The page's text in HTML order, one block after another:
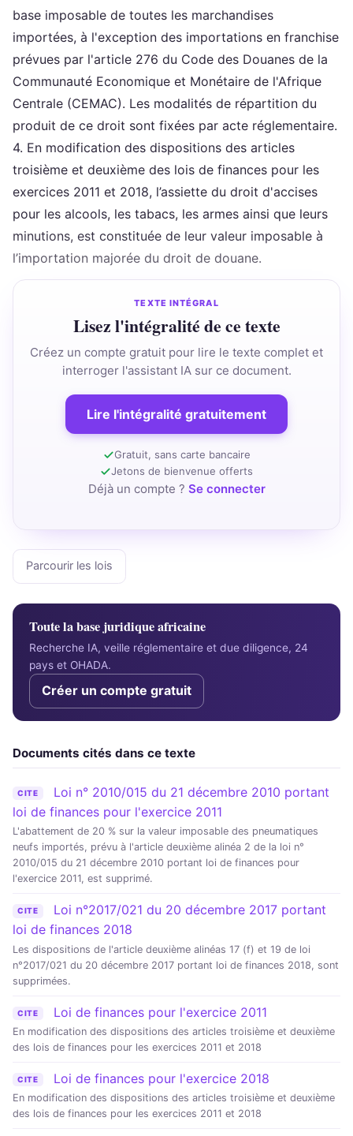
base imposable de toutes les marchandises
importées, à l'exception des importations en franchise
prévues par l'article 276 du Code des Douanes de la
Communauté Economique et Monétaire de l'Afrique
Centrale (CEMAC). Les modalités de répartition du
produit de ce droit sont fixées par acte réglementaire.
4. En modification des dispositions des articles
troisième et deuxième des lois de finances pour les
exercices 2011 et 2018, l’assiette du droit d'accises
pour les alcools, les tabacs, les armes ainsi que leurs
minutions, est constituée de leur valeur imposable à
l’importation majorée du droit de douane.
TEXTE INTÉGRAL
Lisez l'intégralité de ce texte
Créez un compte gratuit pour lire le texte complet et
interroger l'assistant IA sur ce document.
Lire l'intégralité gratuitement
Gratuit, sans carte bancaire
Jetons de bienvenue offerts
Déjà un compte ? Se connecter
Parcourir les lois
Toute la base juridique africaine
Recherche IA, veille réglementaire et due diligence, 24
pays et OHADA.
Créer un compte gratuit
Documents cités dans ce texte
CITE
Loi n° 2010/015 du 21 décembre 2010 portant
loi de finances pour l'exercice 2011
L'abattement de 20 % sur la valeur imposable des pneumatiques
neufs importés, prévu à l'article deuxième alinéa 2 de la loi n°
2010/015 du 21 décembre 2010 portant loi de finances pour
l'exercice 2011, est supprimé.
CITE
Loi n°2017/021 du 20 décembre 2017 portant
loi de finances 2018
Les dispositions de l'article deuxième alinéas 17 (f) et 19 de loi
n°2017/021 du 20 décembre 2017 portant loi de finances 2018, sont
supprimées.
CITE Loi de finances pour l'exercice 2011
En modification des dispositions des articles troisième et deuxième
des lois de finances pour les exercices 2011 et 2018
CITE Loi de finances pour l'exercice 2018
En modification des dispositions des articles troisième et deuxième
des lois de finances pour les exercices 2011 et 2018